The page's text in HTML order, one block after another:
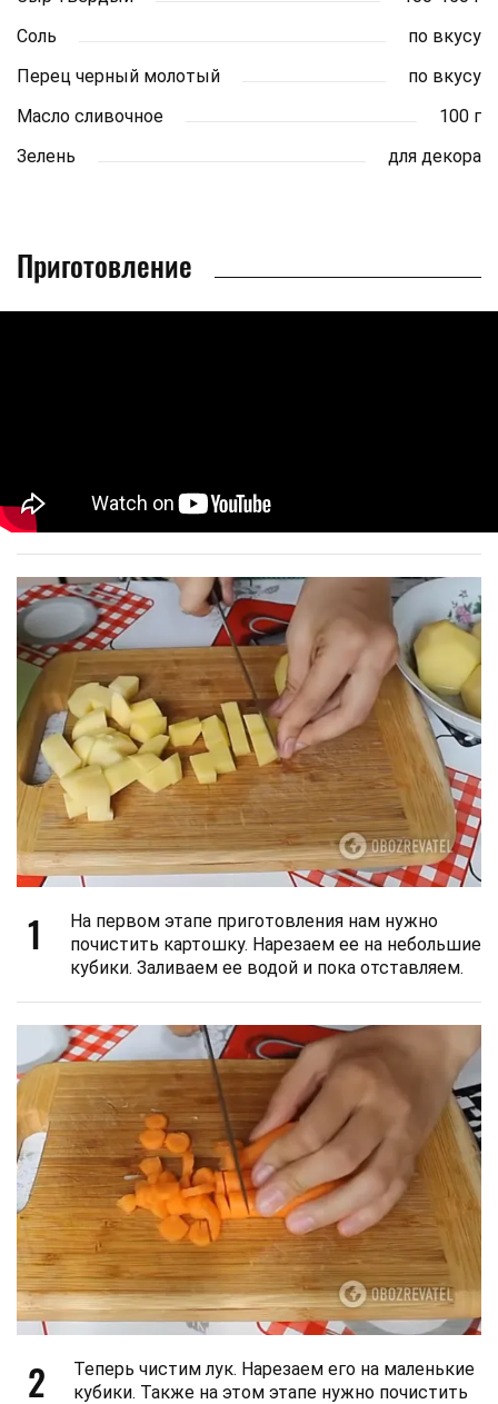
Соль
по вкусу
Перец черный молотый
по вкусу
Масло сливочное
100 г
Зелень
для декора
Приготовление
1
На первом этапе приготовления нам нужно
почистить картошку. Нарезаем ее на небольшие
кубики. Заливаем ее водой и пока отставляем.
2
Теперь чистим лук. Нарезаем его на маленькие
кубики. Также на этом этапе нужно почистить